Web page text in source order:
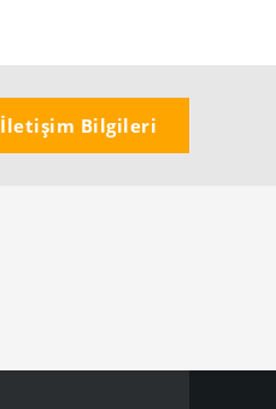
İletişim Bilgileri